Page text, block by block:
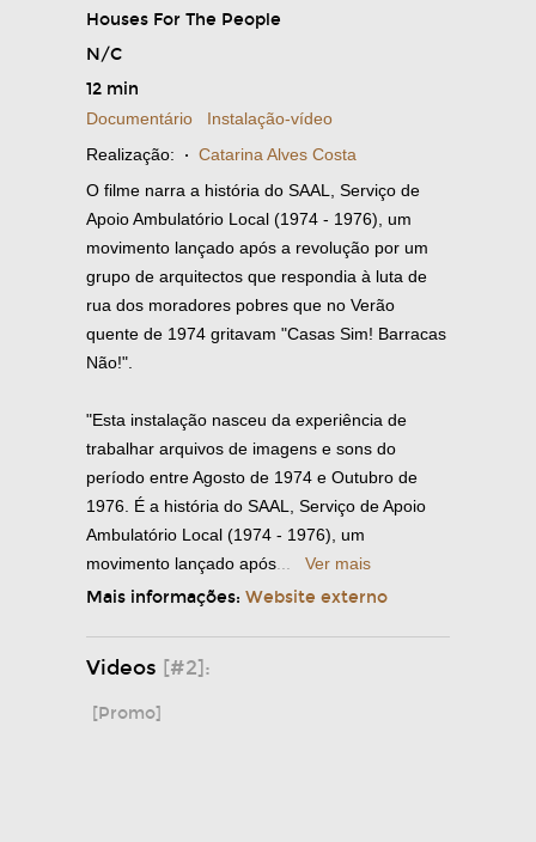
Houses For The People
N/C
12 min
Documentário
Instalação-vídeo
Realização: · Catarina Alves Costa
O filme narra a história do SAAL, Serviço de
Apoio Ambulatório Local (1974 - 1976), um
movimento lançado após a revolução por um
grupo de arquitectos que respondia à luta de
rua dos moradores pobres que no Verão
quente de 1974 gritavam "Casas Sim! Barracas
Não!".
"Esta instalação nasceu da experiência de
trabalhar arquivos de imagens e sons do
período entre Agosto de 1974 e Outubro de
1976. É a história do SAAL, Serviço de Apoio
Ambulatório Local (1974 - 1976), um
movimento lançado após
Ver mais
Mais informações: Website externo
Videos [#2]:
[Promo]